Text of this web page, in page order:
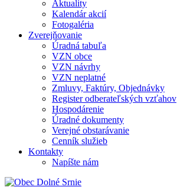
Aktuality
Kalendár akcií
Fotogaléria
Zverejňovanie
Úradná tabuľa
VZN obce
VZN návrhy
VZN neplatné
Zmluvy, Faktúry, Objednávky
Register odberateľských vzťahov
Hospodárenie
Úradné dokumenty
Verejné obstarávanie
Cenník služieb
Kontakty
Napíšte nám